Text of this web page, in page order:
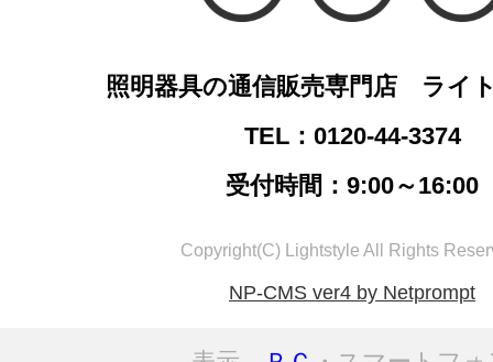
照明器具の通信販売専門店 ライ
TEL：0120-44-3374
受付時間：9:00～16:00
Copyright(C) Lightstyle All Rights
NP-CMS ver4 by Netprompt